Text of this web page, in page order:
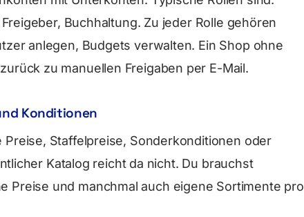
Buchhaltung. Zu jeder Rolle gehören
anlegen, Budgets verwalten. Ein Shop ohne
zu manuellen Freigaben per E-Mail.
Konditionen
Staffelpreise, Sonderkonditionen oder
Katalog reicht da nicht. Du brauchst
Preise und manchmal auch eigene Sortimente pro